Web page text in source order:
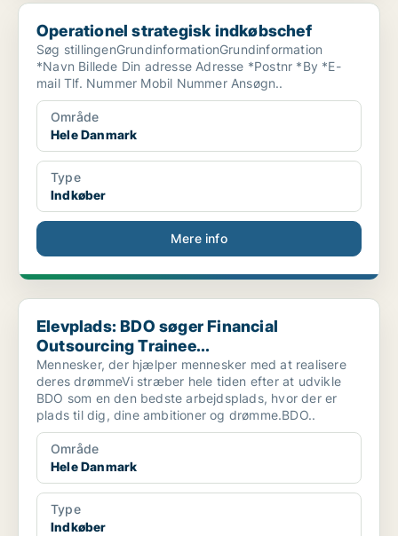
Operationel strategisk indkøbschef
Operationel strategisk indkøbschef
Søg stillingenGrundinformationGrundinformation
*Navn Billede Din adresse Adresse *Postnr *By *E-
mail Tlf. Nummer Mobil Nummer Ansøgn..
Område
Hele Danmark
Type
Indkøber
Mere info
Elevplads: BDO søger Financial Outsourcing Trainee...
Elevplads: BDO søger Financial
Outsourcing Trainee...
Mennesker, der hjælper mennesker med at realisere
deres drømmeVi stræber hele tiden efter at udvikle
BDO som en den bedste arbejdsplads, hvor der er
plads til dig, dine ambitioner og drømme.BDO..
Område
Hele Danmark
Type
Indkøber